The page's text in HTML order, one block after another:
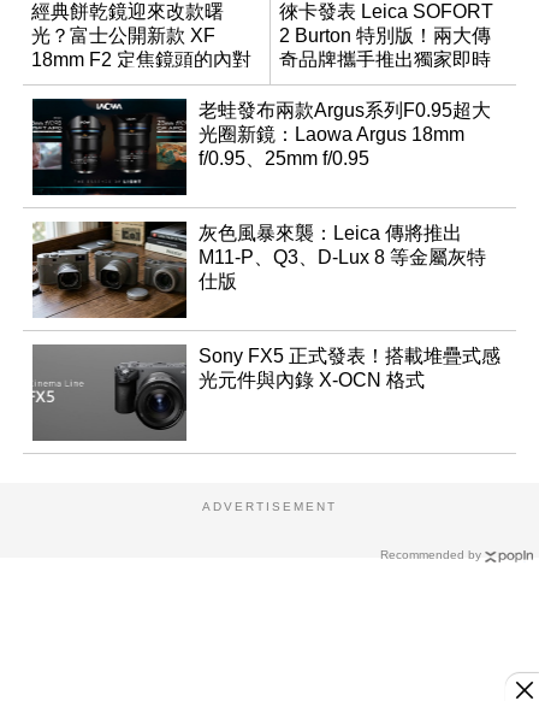
經典餅乾鏡迎來改款曙
光？富士公開新款 XF
18mm F2 定焦鏡頭的內對
焦專利
徠卡發表 Leica SOFORT
2 Burton 特別版！兩大傳
奇品牌攜手推出獨家即時
成像相機
老蛙發布兩款Argus系列F0.95超大
光圈新鏡：Laowa Argus 18mm
f/0.95、25mm f/0.95
灰色風暴來襲：Leica 傳將推出
M11-P、Q3、D-Lux 8 等金屬灰特
仕版
Sony FX5 正式發表！搭載堆疊式感
光元件與內錄 X-OCN 格式
Recommended by
ADVERTISEMENT